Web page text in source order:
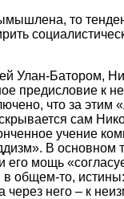
то
Улан-Батором,
предисловие к
что за
сам
учение
В
его мощь
общем-то,
через него – к